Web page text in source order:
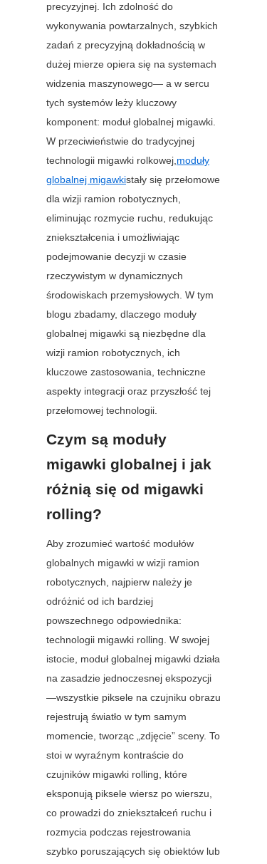
precyzyjnej. Ich zdolność do
wykonywania powtarzalnych, szybkich
zadań z precyzyjną dokładnością w
dużej mierze opiera się na systemach
widzenia maszynowego— a w sercu
tych systemów leży kluczowy
komponent: moduł globalnej migawki.
W przeciwieństwie do tradycyjnej
technologii migawki rolkowej,moduły
globalnej migawkistały się przełomowe
dla wizji ramion robotycznych,
eliminując rozmycie ruchu, redukując
zniekształcenia i umożliwiając
podejmowanie decyzji w czasie
rzeczywistym w dynamicznych
środowiskach przemysłowych. W tym
blogu zbadamy, dlaczego moduły
globalnej migawki są niezbędne dla
wizji ramion robotycznych, ich
kluczowe zastosowania, techniczne
aspekty integracji oraz przyszłość tej
przełomowej technologii.
Czym są moduły
migawki globalnej i jak
różnią się od migawki
rolling?
Aby zrozumieć wartość modułów
globalnych migawki w wizji ramion
robotycznych, najpierw należy je
odróżnić od ich bardziej
powszechnego odpowiednika:
technologii migawki rolling. W swojej
istocie, moduł globalnej migawki działa
na zasadzie jednoczesnej ekspozycji
—wszystkie piksele na czujniku obrazu
rejestrują światło w tym samym
momencie, tworząc „zdjęcie” sceny. To
stoi w wyraźnym kontraście do
czujników migawki rolling, które
eksponują piksele wiersz po wierszu,
co prowadzi do zniekształceń ruchu i
rozmycia podczas rejestrowania
szybko poruszających się obiektów lub